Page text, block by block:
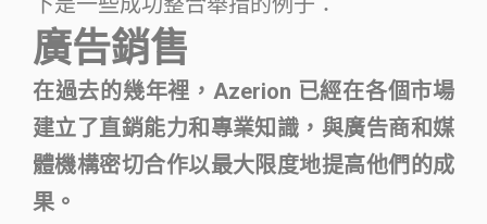
廣告銷售
在過去的幾年裡，Azerion 已經在各個市場
建立了直銷能力和專業知識，與廣告商和媒
體機構密切合作以最大限度地提高他們的成
果。